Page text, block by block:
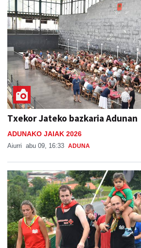
Txekor Jateko bazkaria Adunan
ADUNAKO JAIAK 2026
Aiurri abu 09, 16:33 ADUNA